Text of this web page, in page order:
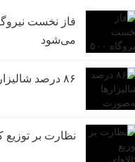
می‌شود
۸۶ درصد شالیزارها به‌صورت مکانیزه نشاءکاری می‌شوند
نظارت بر توزیع